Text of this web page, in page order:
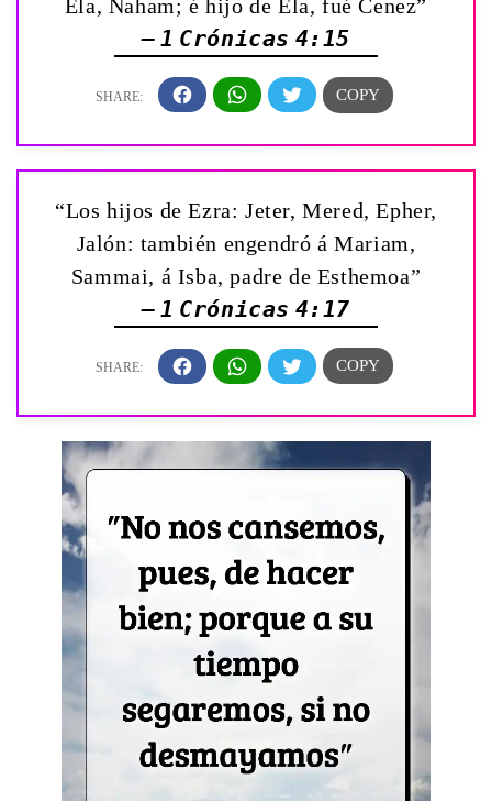
Ela, Naham; é hijo de Ela, fué Cenez”
— 1 Crónicas 4:15
“Los hijos de Ezra: Jeter, Mered, Epher,
Jalón: también engendró á Mariam,
Sammai, á Isba, padre de Esthemoa”
— 1 Crónicas 4:17